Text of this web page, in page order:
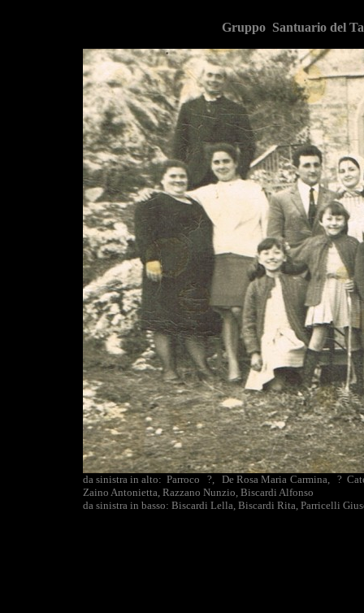
Gruppo Santuario del
da sinistra in alto: Parroco ?, De Rosa Maria Carmina, ?
Zaino Antonietta, Razzano Nunzio, Biscardi Alfonso
da sinistra in basso: Biscardi Lella, Biscardi Rita, Parricelli